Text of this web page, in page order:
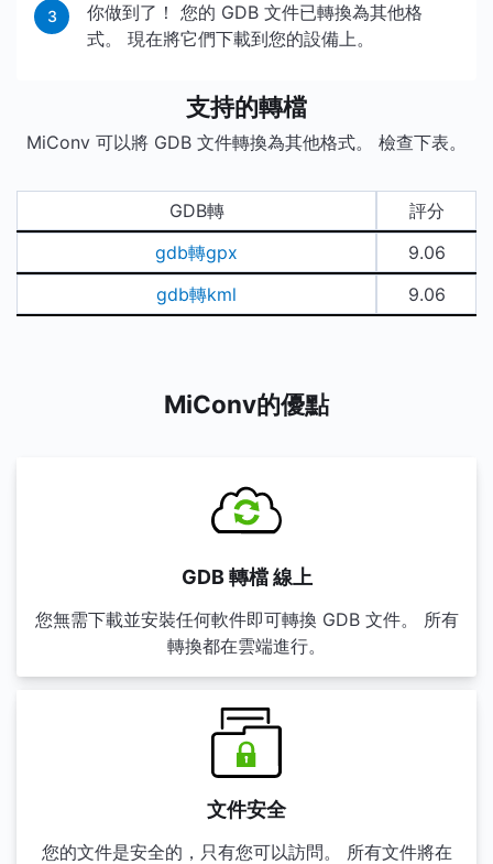
3
你做到了！ 您的 GDB 文件已轉換為其他格
式。 現在將它們下載到您的設備上。
支持的轉檔
MiConv 可以將 GDB 文件轉換為其他格式。 檢查下表。
GDB轉
評分
gdb轉gpx
9.06
gdb轉kml
9.06
MiConv的優點
GDB 轉檔 線上
您無需下載並安裝任何軟件即可轉換 GDB 文件。 所有
轉換都在雲端進行。
文件安全
您的文件是安全的，只有您可以訪問。 所有文件將在